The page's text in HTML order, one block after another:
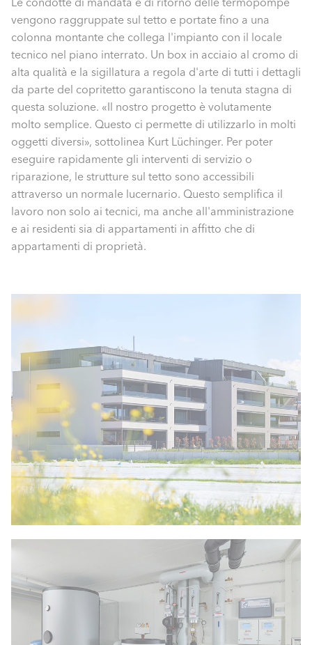
vengono raggruppate sul tetto e portate fino a una
colonna montante che collega l'impianto con il locale
tecnico nel piano interrato. Un box in acciaio al cromo di
alta qualità e la sigillatura a regola d'arte di tutti i dettagli
da parte del copritetto garantiscono la tenuta stagna di
questa soluzione. «Il nostro progetto è volutamente
molto semplice. Questo ci permette di utilizzarlo in molti
oggetti diversi», sottolinea Kurt Lüchinger. Per poter
eseguire rapidamente gli interventi di servizio o
riparazione, le strutture sul tetto sono accessibili
attraverso un normale lucernario. Questo semplifica il
lavoro non solo ai tecnici, ma anche all'amministrazione
e ai residenti sia di appartamenti in affitto che di
appartamenti di proprietà.